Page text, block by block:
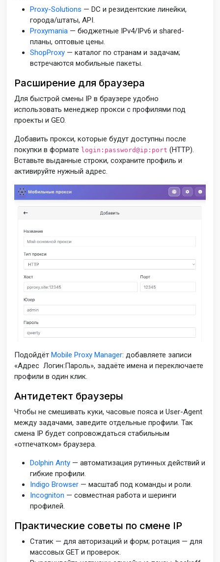
Proxy-Solutions — DC и резидентские линейки,
города/штаты, API.
Proxymania — бюджетные IPv4/IPv6 и shared-
планы, оптовые цены.
ShopProxy — каталог по странам и задачам;
встречаются мобильные пакеты.
Расширение для браузера
Для быстрой смены IP в браузере удобно
использовать менеджер прокси с профилями под
проекты и GEO.
Добавить прокси, которые будут доступны после
покупки в формате login:password@ip:port (HTTP).
Вставьте выданные строки, сохраните профиль и
активируйте нужный адрес.
Подойдёт Mobile Proxy Manager: добавляете записи
«Адрес Логин:Пароль», задаёте имена и переключаете
профили в один клик.
Антидетект браузеры
Чтобы не смешивать куки, часовые пояса и User-Agent
между задачами, заведите отдельные профили. Так
смена IP будет сопровождаться стабильным
«отпечатком» браузера.
Dolphin Anty — автоматизация рутинных действий и
гибкие профили.
Indigo Browser — масштаб под команды и роли.
Incogniton — совместная работа и шеринги
профилей.
Практические советы по смене IP
Статик — для авторизаций и форм; ротация — для
массовых GET и проверок.